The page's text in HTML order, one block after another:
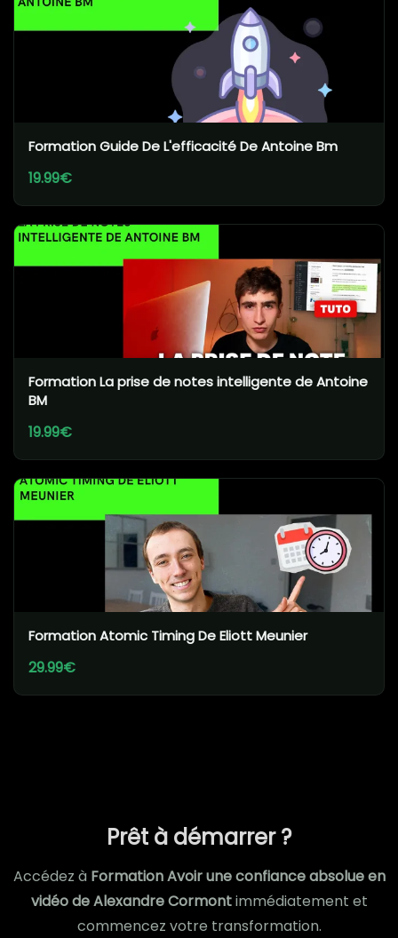
Formation Guide De L'efficacité De Antoine Bm
19.99€
Formation La prise de notes intelligente de Antoine
BM
19.99€
Formation Atomic Timing De Eliott Meunier
29.99€
Prêt à démarrer ?
Accédez à Formation Avoir une confiance absolue en
vidéo de Alexandre Cormontimmédiatement et
commencez votre transformation.